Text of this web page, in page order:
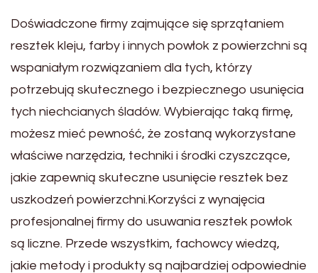
Doświadczone firmy zajmujące się sprzątaniem
resztek kleju, farby i innych powłok z powierzchni są
wspaniałym rozwiązaniem dla tych, którzy
potrzebują skutecznego i bezpiecznego usunięcia
tych niechcianych śladów. Wybierając taką firmę,
możesz mieć pewność, że zostaną wykorzystane
właściwe narzędzia, techniki i środki czyszczące,
jakie zapewnią skuteczne usunięcie resztek bez
uszkodzeń powierzchni.Korzyści z wynajęcia
profesjonalnej firmy do usuwania resztek powłok
są liczne. Przede wszystkim, fachowcy wiedzą,
jakie metody i produkty są najbardziej odpowiednie